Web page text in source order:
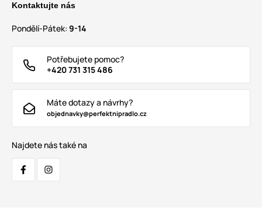
Kontaktujte nás
Pondělí-Pátek: 9-14
Potřebujete pomoc?
+420 731 315 486
Máte dotazy a návrhy?
objednavky@perfektnipradlo.cz
Najdete nás také na